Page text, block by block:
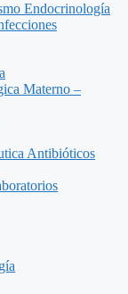
Endocrinología
Materno –
Antibióticos